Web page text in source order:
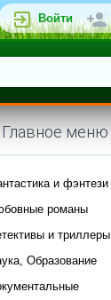
Войти
Главное меню
и фэнтези
романы
и триллеры
Образование